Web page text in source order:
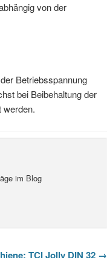
von der
Betriebsspannung
bei Beibehaltung der
werden.
im Blog
TCI Jolly DIN 32 →